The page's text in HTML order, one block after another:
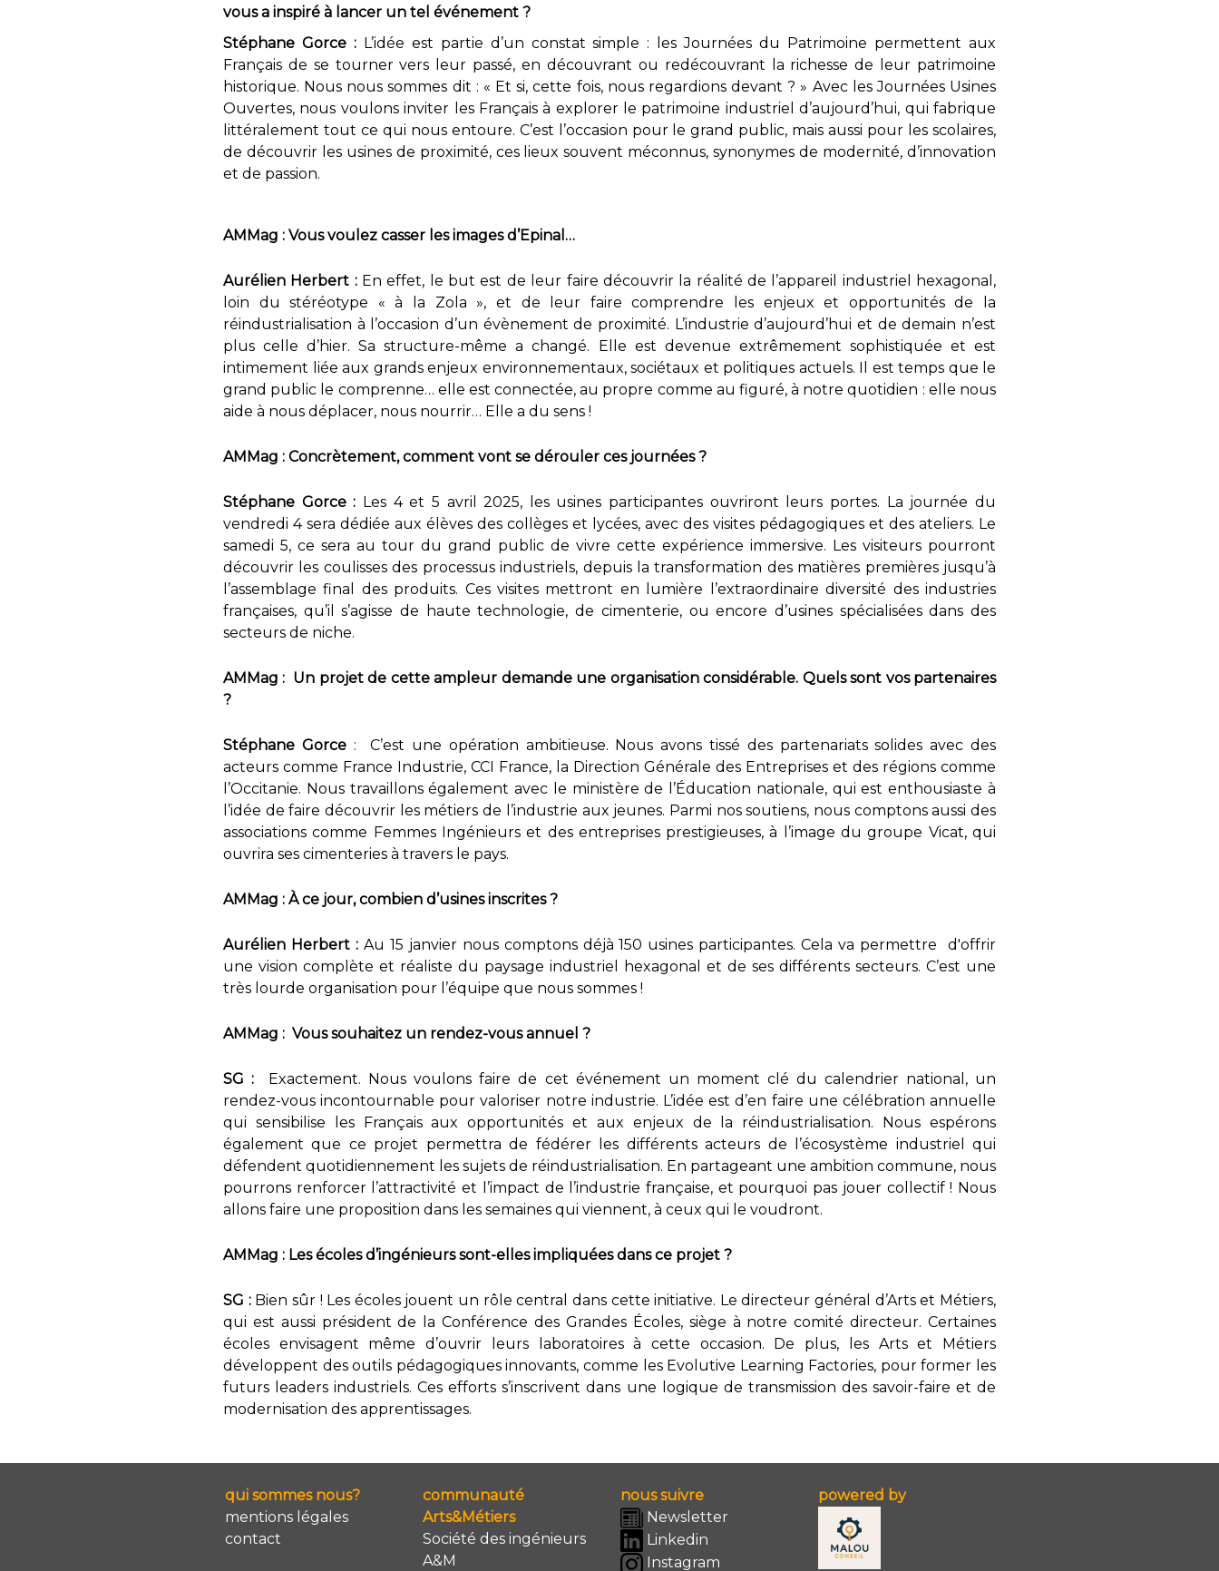
vous a inspiré à lancer un tel événement ?
Stéphane Gorce : L’idée est partie d’un constat simple : les Journées du Patrimoine permettent aux
Français de se tourner vers leur passé, en découvrant ou redécouvrant la richesse de leur patrimoine
historique. Nous nous sommes dit : « Et si, cette fois, nous regardions devant ? » Avec les Journées Usines
Ouvertes, nous voulons inviter les Français à explorer le patrimoine industriel d’aujourd’hui, qui fabrique
littéralement tout ce qui nous entoure. C’est l’occasion pour le grand public, mais aussi pour les scolaires,
de découvrir les usines de proximité, ces lieux souvent méconnus, synonymes de modernité, d’innovation
et de passion.
AMMag : Vous voulez casser les images d’Epinal…
Aurélien Herbert :En effet, le but est de leur faire découvrir la réalité de l’appareil industriel hexagonal,
loin du stéréotype « à la Zola », et de leur faire comprendre les enjeux et opportunités de la
réindustrialisation à l’occasion d’un évènement de proximité. L’industrie d’aujourd’hui et de demain n’est
plus celle d’hier. Sa structure-même a changé. Elle est devenue extrêmement sophistiquée et est
intimement liée aux grands enjeux environnementaux, sociétaux et politiques actuels. Il est temps que le
grand public le comprenne… elle est connectée, au propre comme au figuré, à notre quotidien : elle nous
aide à nous déplacer, nous nourrir… Elle a du sens !
AMMag : Concrètement, comment vont se dérouler ces journées ?
Stéphane Gorce : Les 4 et 5 avril 2025, les usines participantes ouvriront leurs portes. La journée du
vendredi 4 sera dédiée aux élèves des collèges et lycées, avec des visites pédagogiques et des ateliers. Le
samedi 5, ce sera au tour du grand public de vivre cette expérience immersive. Les visiteurs pourront
découvrir les coulisses des processus industriels, depuis la transformation des matières premières jusqu’à
l’assemblage final des produits. Ces visites mettront en lumière l’extraordinaire diversité des industries
françaises, qu’il s’agisse de haute technologie, de cimenterie, ou encore d’usines spécialisées dans des
secteurs de niche.
AMMag : Un projet de cette ampleur demande une organisation considérable. Quels sont vos partenaires
?
Stéphane Gorce: C’est une opération ambitieuse. Nous avons tissé des partenariats solides avec des
acteurs comme France Industrie, CCI France, la Direction Générale des Entreprises et des régions comme
l’Occitanie. Nous travaillons également avec le ministère de l’Éducation nationale, qui est enthousiaste à
l’idée de faire découvrir les métiers de l’industrie aux jeunes. Parmi nos soutiens, nous comptons aussi des
associations comme Femmes Ingénieurs et des entreprises prestigieuses, à l’image du groupe Vicat, qui
ouvrira ses cimenteries à travers le pays.
AMMag : À ce jour, combien d’usines inscrites ?
Aurélien Herbert : Au 15 janvier nous comptons déjà 150 usines participantes. Cela va permettre d'offrir
une vision complète et réaliste du paysage industriel hexagonal et de ses différents secteurs. C’est une
très lourde organisation pour l’équipe que nous sommes !
AMMag : Vous souhaitez un rendez-vous annuel ?
SG : Exactement. Nous voulons faire de cet événement un moment clé du calendrier national, un
rendez-vous incontournable pour valoriser notre industrie. L’idée est d’en faire une célébration annuelle
qui sensibilise les Français aux opportunités et aux enjeux de la réindustrialisation. Nous espérons
également que ce projet permettra de fédérer les différents acteurs de l’écosystème industriel qui
défendent quotidiennement les sujets de réindustrialisation. En partageant une ambition commune, nous
pourrons renforcer l’attractivité et l’impact de l’industrie française, et pourquoi pas jouer collectif ! Nous
allons faire une proposition dans les semaines qui viennent, à ceux qui le voudront.
AMMag : Les écoles d’ingénieurs sont-elles impliquées dans ce projet ?
SG :Bien sûr ! Les écoles jouent un rôle central dans cette initiative. Le directeur général d’Arts et Métiers,
qui est aussi président de la Conférence des Grandes Écoles, siège à notre comité directeur. Certaines
écoles envisagent même d’ouvrir leurs laboratoires à cette occasion. De plus, les Arts et Métiers
développent des outils pédagogiques innovants, comme les Evolutive Learning Factories, pour former les
futurs leaders industriels. Ces efforts s’inscrivent dans une logique de transmission des savoir-faire et de
modernisation des apprentissages.
qui sommes nous?
mentions légales
contact
communauté
Arts&Métiers
Société des ingénieurs
A&M
nous suivre
Newsletter
Linkedin
Instagram
powered by